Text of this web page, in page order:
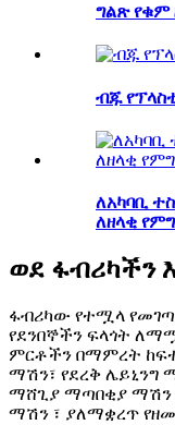
ግልጽ የቁም
ብጁ
ለአካባቢ
ለዘላቂ
ወደ ፋብሪካችን
ፋብሪካው የተሟላ
የደንበኞችን ፍላጎት
ምርቶችን በማምረት
ማሽን፣ የደረቅ ሌይኒንግ
ማሸጊያ ማጣበቂያ ማሽን
ማሽን ፣ ያለማቋረጥ